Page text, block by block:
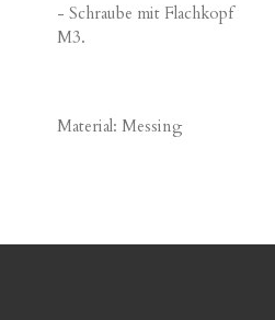
- Schraube mit Flachkopf
M3.
Material: Messing